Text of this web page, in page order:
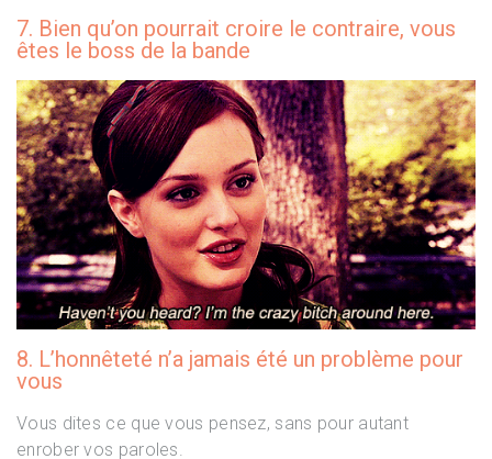
7. Bien qu’on pourrait croire le contraire, vous
êtes le boss de la bande
8. L’honnêteté n’a jamais été un problème pour
vous
Vous dites ce que vous pensez, sans pour autant
enrober vos paroles.